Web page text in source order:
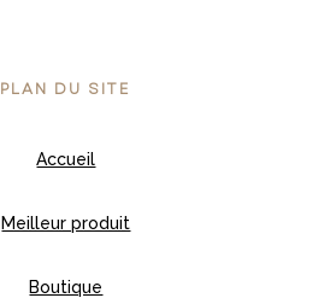
PLAN DU SITE
Accueil
Meilleur produit
Boutique